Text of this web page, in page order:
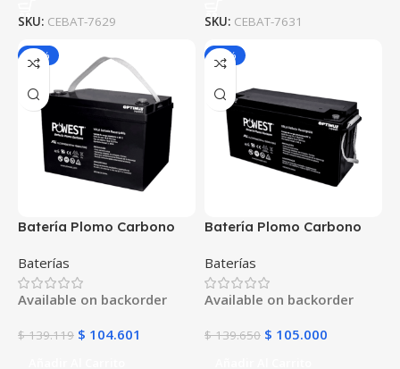
SKU: CEBAT-7629 SKU: CEBAT-7631
-25%
Batería Plomo Carbono
VRLA Ciclo Profundo |
Libre de Mantenimiento |
Para Sistemas Solares y
Baterías
Available on backorder
$139.119 $ 104.601
-25%
Batería Plomo Carbono
VRLA Ciclo Profundo |
Libre de Mantenimiento |
Para UPS y Energía Solar
Baterías
Available on backorder
$139.650 $ 105.000